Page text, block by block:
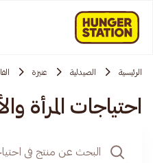
الرئيسية الصيدلية عنيزة
احتياجات المرأة